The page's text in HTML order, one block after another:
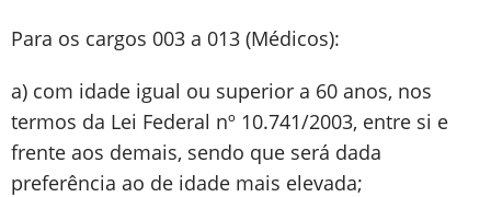
Para os cargos 003 a 013 (Médicos):
a) com idade igual ou superior a 60 anos, nos
termos da Lei Federal nº 10.741/2003, entre si e
frente aos demais, sendo que será dada
preferência ao de idade mais elevada;